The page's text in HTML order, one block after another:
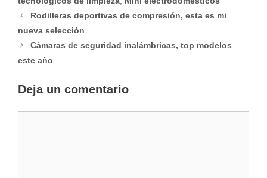
Rodilleras deportivas de compresión, esta es mi
nueva selección
Cámaras de seguridad inalámbricas, top modelos
este año
Deja un comentario